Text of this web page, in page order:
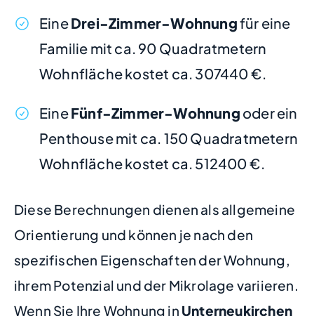
EineDrei-Zimmer-Wohnungfür eine
Familie mit ca. 90 Quadratmetern
Wohnfläche kostet ca. 307440 €.
EineFünf-Zimmer-Wohnung oder ein
Penthouse mit ca. 150 Quadratmetern
Wohnfläche kostet ca. 512400 €.
Diese Berechnungen dienen als allgemeine
Orientierung und können je nach den
spezifischen Eigenschaften der Wohnung,
ihrem Potenzial und der Mikrolage variieren.
Wenn Sie Ihre Wohnung in Unterneukirchen